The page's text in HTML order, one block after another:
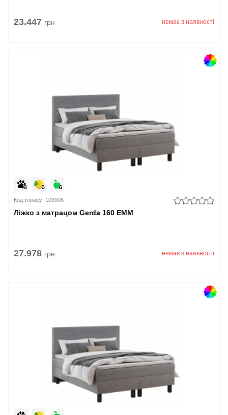
23.447 грн немає в наявності
Код товару: 103906
Ліжко з матрацом Gerda 160 EMM
27.978 грн немає в наявності